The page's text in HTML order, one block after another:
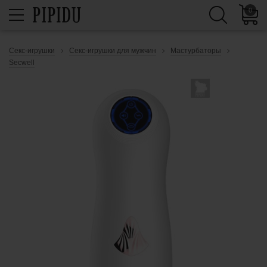
0
Секс-игрушки Секс-игрушки для мужчин
Мастурбаторы
Secwell